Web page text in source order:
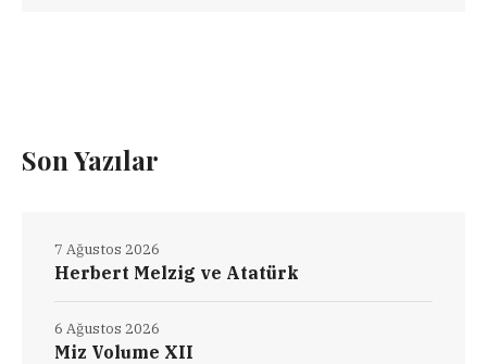
Son Yazılar
Herbert Melzig ve Atatürk
7 Ağustos 2026
Miz Volume XII
6 Ağustos 2026